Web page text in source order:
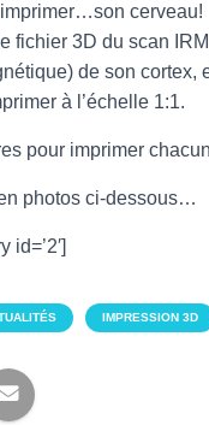
cerveau!
fichier 3D du scan
de son cortex,
à l’échelle 1:1.
pour imprimer
photos ci-dessous…
id=’2′]
IMPRESSION 3D